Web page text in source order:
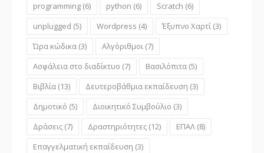
programming (6) python (6) Scratch (6)
unplugged (5) Wordpress (4) Έξυπνο Χαρτί (3)
Ώρα κώδικα (3) Αλγόριθμοι (7)
Ασφάλεια στο διαδίκτυο (7) Βασιλόπιτα (5)
Βιβλία (13) Δευτεροβάθμια εκπαίδευση (3)
Δημοτικό (5) Διοικητικό Συμβούλιο (3)
Δράσεις (7) Δραστηριότητες (12) ΕΠΑΛ (8)
Επαγγελματική εκπαίδευση (3)